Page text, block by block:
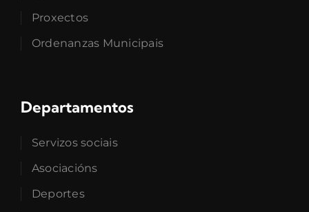
Proxectos
Ordenanzas Municipais
Departamentos
Servizos sociais
Asociacións
Deportes